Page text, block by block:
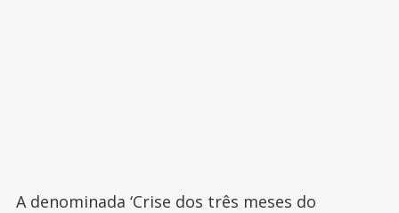
A denominada ‘Crise dos três meses do